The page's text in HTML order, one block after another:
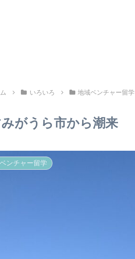
いろいろ 地域ベンチャー留学
がうら市から潮来
ンチャー留学